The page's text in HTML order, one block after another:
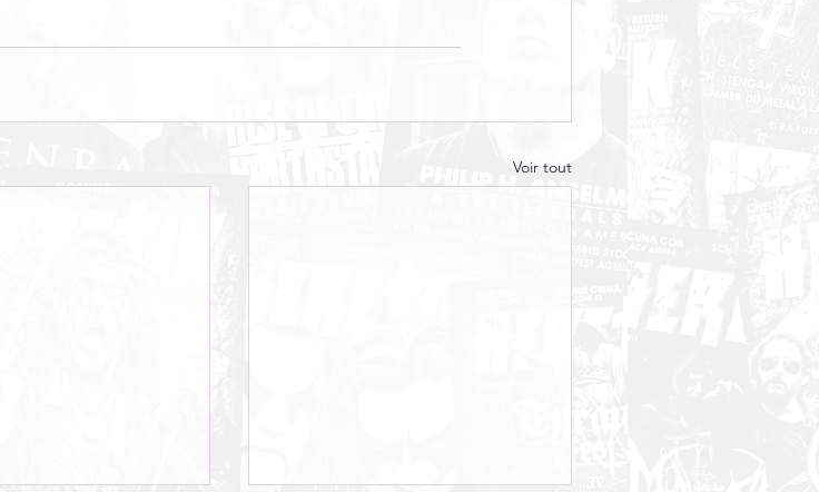
Voir tout